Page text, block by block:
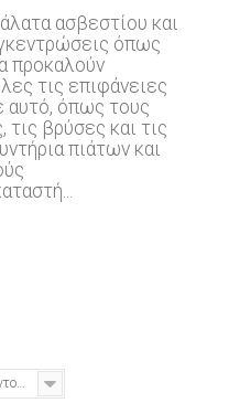
ασβεστίου και
όπως
προκαλούν
τις επιφάνειες
αυτό, όπως τους
βρύσες και τις
πιάτων και
Ονομασία Προϊόντος: Α έως το Ω